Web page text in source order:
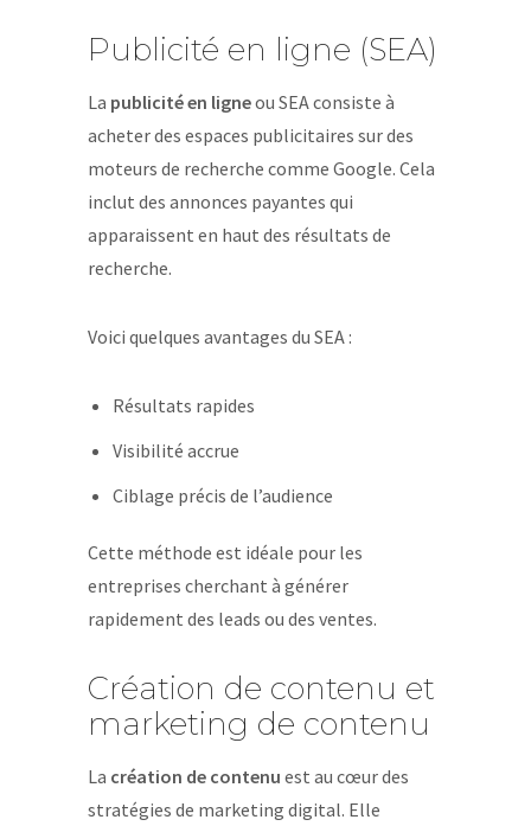
Publicité en ligne (SEA)
La publicité en ligneou SEA consiste à
acheter des espaces publicitaires sur des
moteurs de recherche comme Google. Cela
inclut des annonces payantes qui
apparaissent en haut des résultats de
recherche.
Voici quelques avantages du SEA :
Résultats rapides
Visibilité accrue
Ciblage précis de l’audience
Cette méthode est idéale pour les
entreprises cherchant à générer
rapidement des leads ou des ventes.
Création de contenu et
marketing de contenu
La création de contenu est au cœur des
stratégies de marketing digital. Elle